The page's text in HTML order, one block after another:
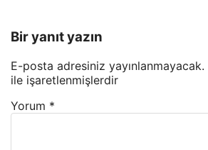
Bir yanıt yazın
E-posta adresiniz yayınlanmayacak.
ile işaretlenmişlerdir
Yorum *